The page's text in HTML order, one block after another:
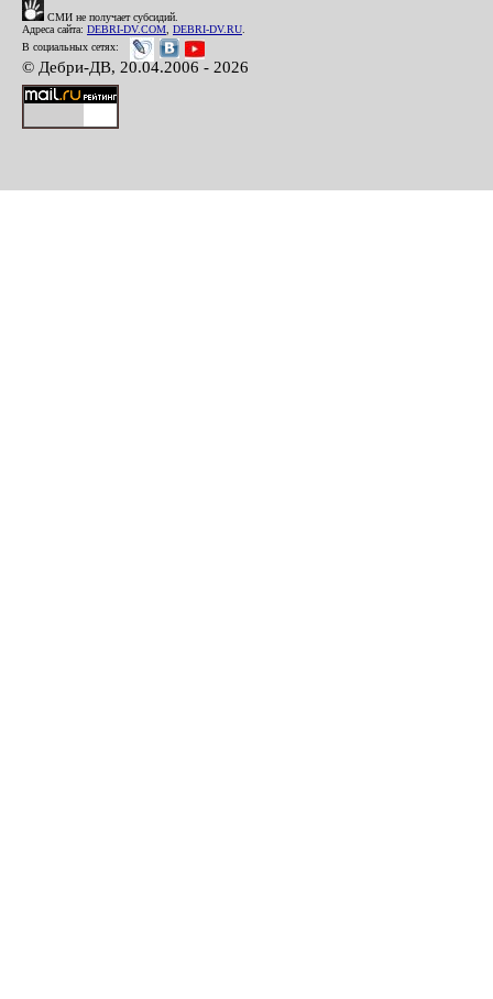
СМИ не получает субсидий.
Адреса сайта: DEBRI-DV.COM DEBRI-DV.RU
В социальных сетях:
© Дебри-ДВ, 20.04.2006 - 2026